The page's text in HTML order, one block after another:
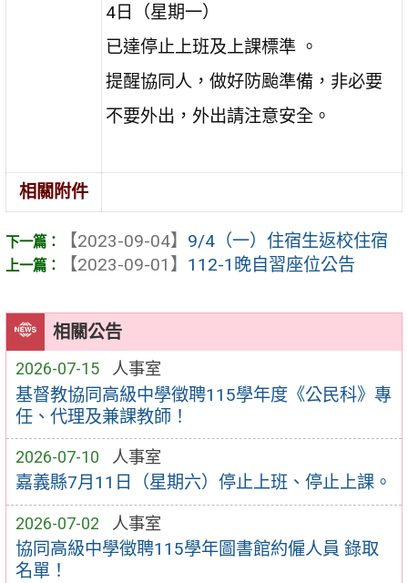
相關公告
2026-07-15 人事室
基督教協同高級中學徵聘115學年度《公民科》專
任、代理及兼課教師！
2026-07-10 人事室
嘉義縣7月11日（星期六）停止上班、停止上課。
2026-07-02 人事室
協同高級中學徵聘115學年圖書館約僱人員 錄取
名單！
4日（星期一）
已達停止上班及上課標準 。
提醒協同人，做好防颱準備，非必要
不要外出，外出請注意安全。
相關附件
【2023-09-04】 9/4（一）住宿生返校住宿
【2023-09-01】 112-1晚自習座位公告